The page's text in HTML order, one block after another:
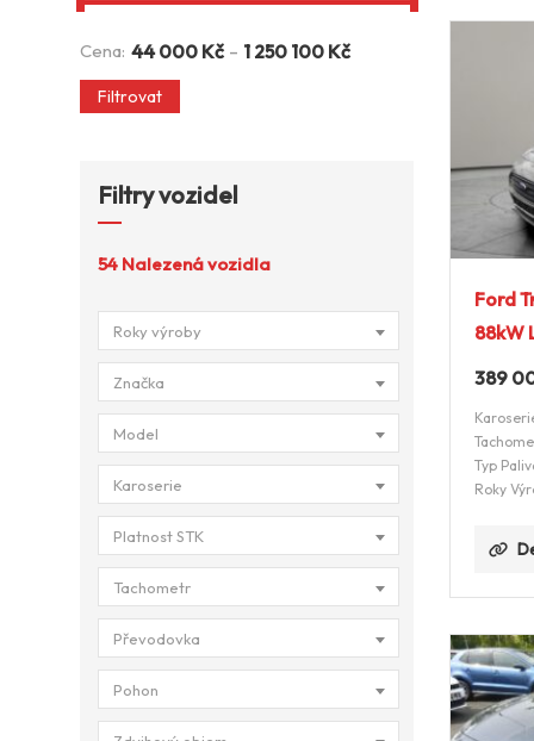
Cena: 44 000 Kč - 1 250 100 Kč
Filtrovat
Filtry vozidel
54 Nalezená vozidla
Roky výroby
Značka
Model
Karoserie
Platnost STK
Tachometr
Převodovka
Pohon
Ford
88kW
389
Typ
Roky